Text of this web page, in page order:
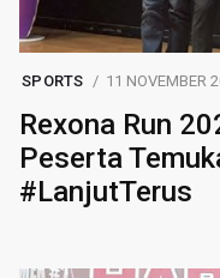
SPORTS 11 NOVEMBER
Rexona Run
Peserta
#LanjutTerus